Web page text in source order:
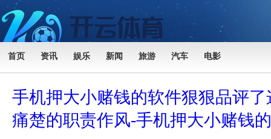
首页 资讯 娱乐 新闻 旅游 汽车 电影
手机押大小赌钱的软件狠狠品评
痛楚的职责作风-手机押大小赌钱